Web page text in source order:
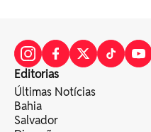
Editorias
Últimas Notícias
Bahia
Salvador